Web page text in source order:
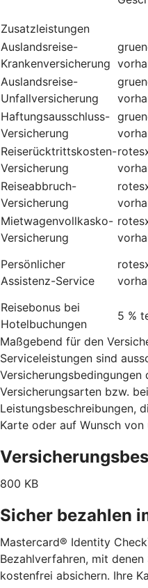
Zusatzleistungen
Auslandsreise-
Krankenversicherung
Auslandsreise-
Unfallversicherung
Haftungsausschluss-
Versicherung
Reiserücktrittskosten-
Versicherung
Reiseabbruch-
Versicherung
Mietwagenvollkasko-
Versicherung
Persönlicher
Assistenz-Service
Reisebonus bei
Hotelbuchungen
5 %
Maßgebend für den
Serviceleistungen sind
Versicherungsbedingungen
Versicherungsarten bzw.
Leistungsbeschreibungen,
Karte oder auf Wunsch von
800 KB
Sicher bezahlen
Mastercard® Identity
Bezahlverfahren, mit
kostenfrei absichern. Ihre